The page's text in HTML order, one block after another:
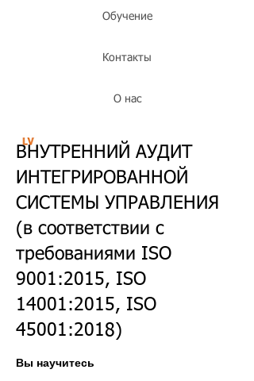
Обучение
Контакты
О нас
ВНУТРЕННИЙ АУДИТ
ИНТЕГРИРОВАННОЙ
СИСТЕМЫ УПРАВЛЕНИЯ
(в соответствии с
требованиями ISO
9001:2015, ISO
14001:2015, ISO
45001:2018)
Вы научитесь